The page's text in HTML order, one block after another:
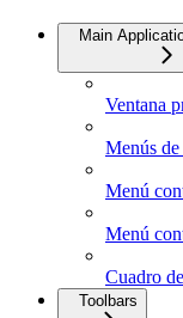
Main
Ventana
Menús
Menú
Menú
Cuadro
Toolbars